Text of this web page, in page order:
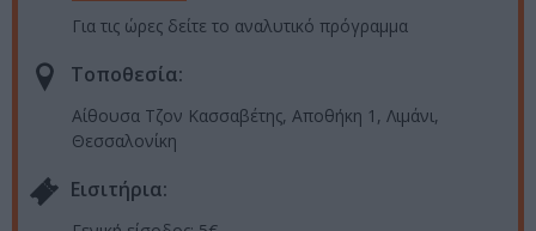
Για τις ώρες δείτε το αναλυτικό πρόγραμμα
Τοποθεσία:
Αίθουσα Τζον Κασσαβέτης, Αποθήκη 1, Λιμάνι,
Θεσσαλονίκη
Eισιτήρια: